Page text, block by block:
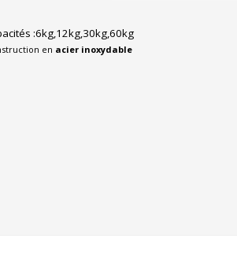
:6kg,12kg,30kg,60kg
en acier inoxydable